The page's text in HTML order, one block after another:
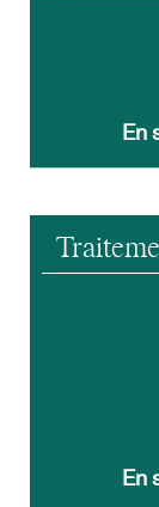
En
En